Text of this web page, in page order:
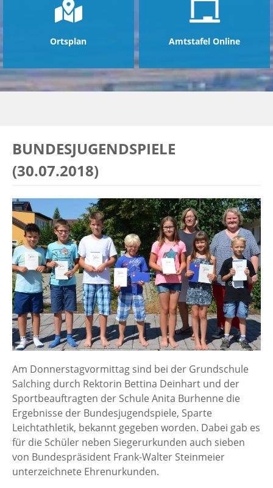
Ortsplan Amtstafel Online
BUNDESJUGENDSPIELE
(30.07.2018)
Am Donnerstagvormittag sind bei der Grundschule
Salching durch Rektorin Bettina Deinhart und der
Sportbeauftragten der Schule Anita Burhenne die
Ergebnisse der Bundesjugendspiele, Sparte
Leichtathletik, bekannt gegeben worden. Dabei gab es
für die Schüler neben Siegerurkunden auch sieben
von Bundespräsident Frank-Walter Steinmeier
unterzeichnete Ehrenurkunden.